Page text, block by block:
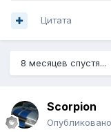
Цитата
8 месяцев спустя...
Scorpion